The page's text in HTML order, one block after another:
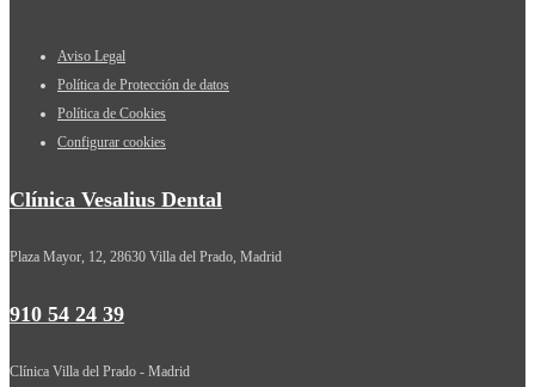
Aviso Legal
Política de Protección de datos
Política de Cookies
Configurar cookies
Clínica Vesalius Dental
Plaza Mayor, 12, 28630 Villa del Prado, Madrid
910 54 24 39
Clínica Villa del Prado - Madrid